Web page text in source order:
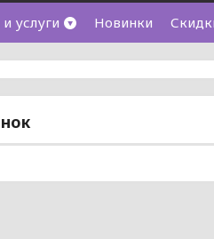
услуги Новинки